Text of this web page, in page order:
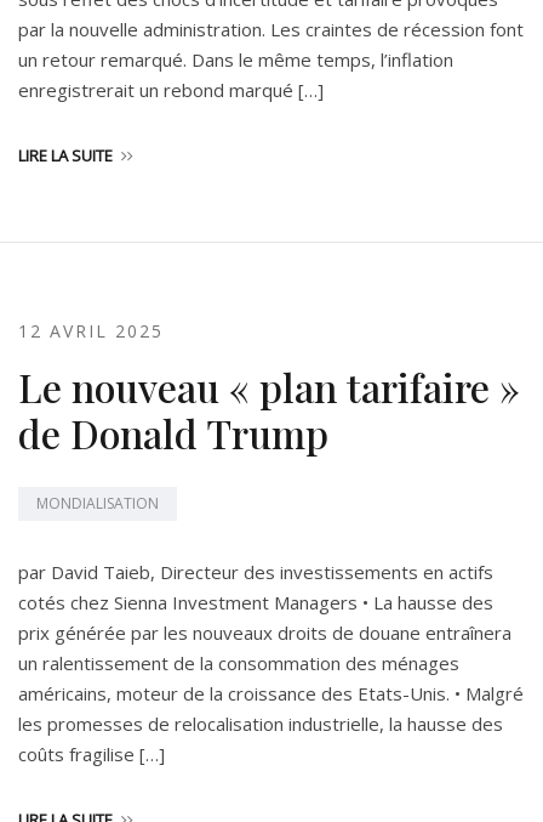
par la nouvelle administration. Les craintes de récession font
un retour remarqué. Dans le même temps, l’inflation
enregistrerait un rebond marqué […]
LIRE LA SUITE
12 AVRIL 2025
Le nouveau « plan tarifaire »
de Donald Trump
MONDIALISATION
par David Taieb, Directeur des investissements en actifs
cotés chez Sienna Investment Managers • La hausse des
prix générée par les nouveaux droits de douane entraînera
un ralentissement de la consommation des ménages
américains, moteur de la croissance des Etats-Unis. • Malgré
les promesses de relocalisation industrielle, la hausse des
coûts fragilise […]